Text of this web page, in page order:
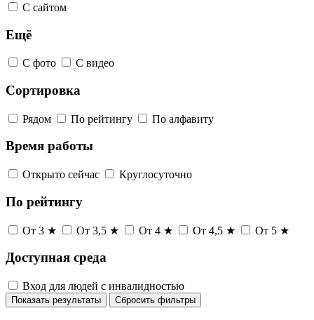
С сайтом
Ещё
С фото С видео
Сортировка
Рядом По рейтингу По алфавиту
Время работы
Открыто сейчас Круглосуточно
По рейтингу
От 3 ★ От 3,5 ★ От 4 ★ От 4,5 ★ От 5 ★
Доступная среда
Вход для людей с инвалидностью
Показать результаты Сбросить фильтры